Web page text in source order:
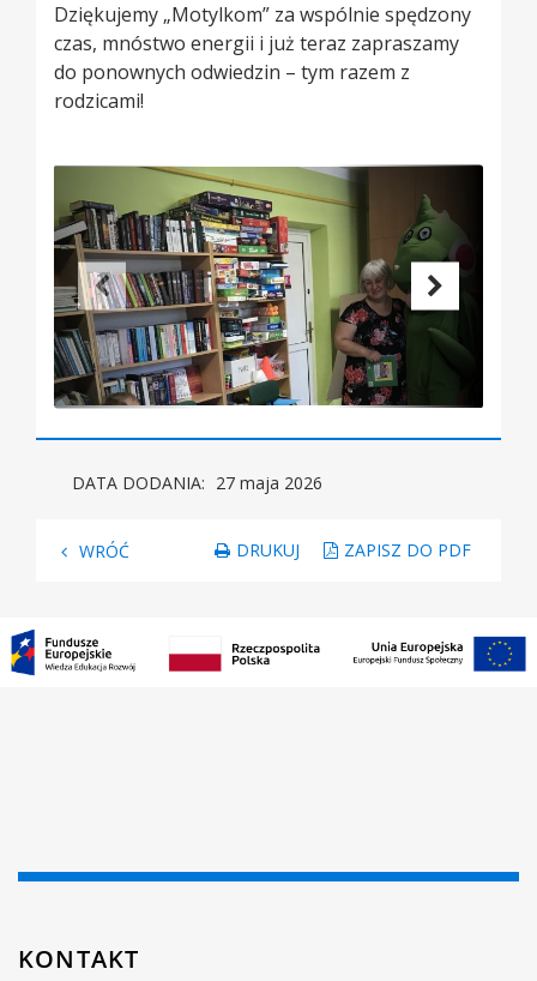
Dziękujemy „Motylkom” za wspólnie spędzony
czas, mnóstwo energii i już teraz zapraszamy
do ponownych odwiedzin – tym razem z
rodzicami!
DATA DODANIA: 27 maja 2026
WRÓĆ DRUKUJ ZAPISZ DO PDF
KONTAKT